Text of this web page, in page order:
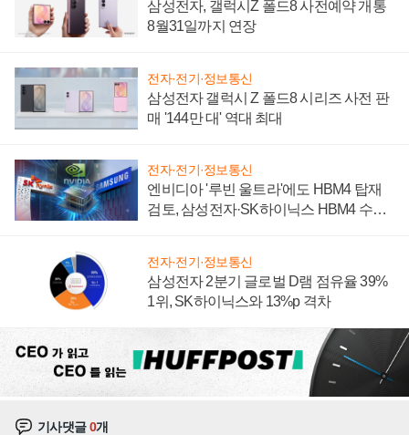
삼성전자, 갤럭시Z 폴드8 사전예약 개통
8월31일까지 연장
전자·전기·정보통신
삼성전자 갤럭시 Z 폴드8 시리즈 사전 판
매 '144만 대' 역대 최대
전자·전기·정보통신
엔비디아 '루빈 울트라'에도 HBM4 탑재
검토, 삼성전자·SK하이닉스 HBM4 수율
전자·전기·정보통신
삼성전자 2분기 글로벌 D램 점유율 39%
1위, SK하이닉스와 13%p 격차
기사댓글0개